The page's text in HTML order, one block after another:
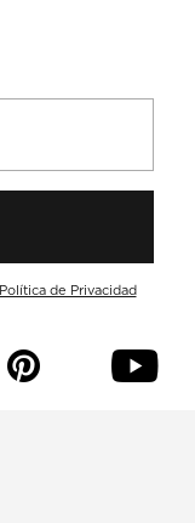
Política de Privacidad
p y